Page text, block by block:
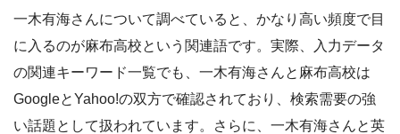
一木有海さんについて調べていると、かなり高い頻度で目
に入るのが麻布高校という関連語です。実際、入力データ
の関連キーワード一覧でも、一木有海さんと麻布高校は
GoogleとYahoo!の双方で確認されており、検索需要の強
い話題として扱われています。さらに、一木有海さんと英